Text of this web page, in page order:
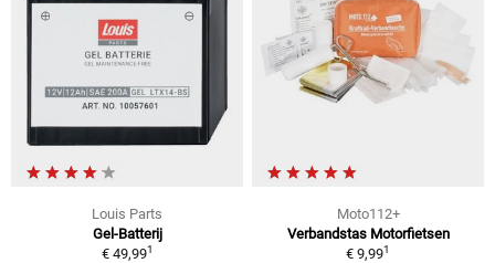
Louis Parts
Gel-Batterij
€ 49,991
Moto112+
Verbandstas Motorfietsen
€ 9,991